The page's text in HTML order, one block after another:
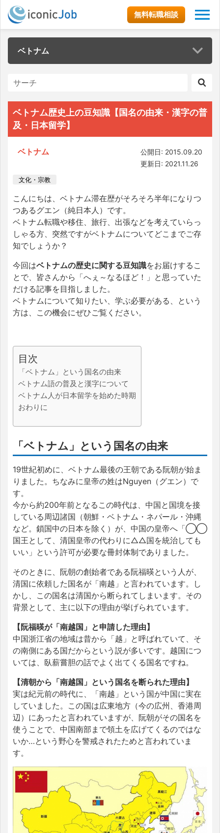
無料転職相談
ベトナム
ベトナム歴史上の豆知識【国名の由来・漢字の普
及・日本留学】
ベトナム
公開日: 2015.09.20
更新日: 2021.11.26
文化・宗教
こんにちは、ベトナム滞在歴がそろそろ半年になりつ
つあるグエン（純日本人）です。
ベトナム転職や移住、旅行、出張などを考えていらっ
しゃる方、突然ですがベトナムについてどこまでご存
知でしょうか？
今回はベトナムの歴史に関する豆知識をお届けするこ
とで、皆さんから「へぇ～なるほど！」と思っていた
だける記事を目指しました。
ベトナムについて知りたい、学ぶ必要がある、という
方は、この機会にぜひご覧ください。
目次
「ベトナム」という国名の由来
ベトナム語の普及と漢字について
ベトナム人が日本留学を始めた時期
おわりに
「ベトナム」という国名の由来
19世紀初めに、ベトナム最後の王朝である阮朝が始ま
りました。ちなみに皇帝の姓はNguyen（グエン）で
す。
今から約200年前となるこの時代は、中国と国境を接
している周辺諸国（朝鮮・ベトナム・ネパール・沖縄
など。鎖国中の日本を除く）が、中国の皇帝へ「◯◯
国王として、清国皇帝の代わりに△△国を統治しても
いい」という許可が必要な冊封体制でありました。
そのときに、阮朝の創始者である阮福暎という人が、
清国に依頼した国名が「南越」と言われています。し
かし、この国名は清国から断られてしまいます。その
背景として、主に以下の理由が挙げられています。
【阮福暎が「南越国」と申請した理由】
中国浙江省の地域は昔から「越」と呼ばれていて、そ
の南側にある国だからという説が多いです。越国につ
いては、臥薪嘗胆の話でよく出てくる国名ですね。
【清朝から「南越国」という国名を断られた理由】
実は紀元前の時代に、「南越」という国が中国に実在
していました。この国は広東地方（今の広州、香港周
辺）にあったと言われていますが、阮朝がその国名を
使うことで、中国南部まで領土を広げてくるのではな
いか…という野心を警戒されたためと言われていま
す。